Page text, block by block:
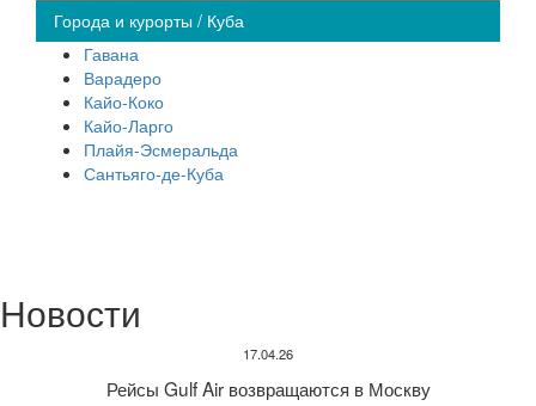
Города и курорты / Куба
Гавана
Варадеро
Кайо-Коко
Кайо-Ларго
Плайя-Эсмеральда
Сантьяго-де-Куба
Новости
17.04.26
Рейсы Gulf Air возвращаются в Москву